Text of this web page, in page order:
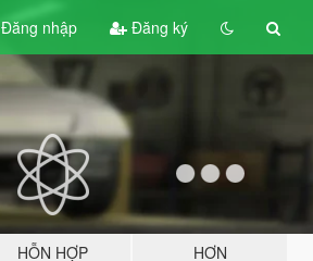
Đăng nhập Đăng ký
HỖN HỢP HƠN